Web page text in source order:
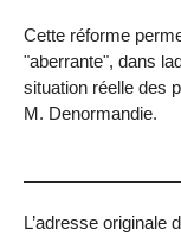
Cette réforme
"aberrante", dans
situation réelle des
M. Denormandie.
L’adresse originale